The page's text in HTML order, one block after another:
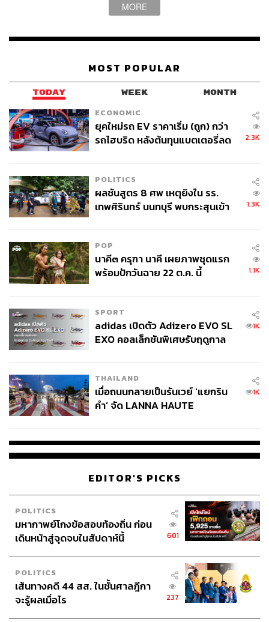
MORE
MOST POPULAR
TODAY WEEK MONTH
ECONOMIC
ยุคใหม่รถ EV ราคาเริ่ม (ถูก) กว่า
รถไฮบริด หลังต้นทุนแบตเตอรี่ลด
2.3K
POLITICS
ผลชันสูตร 8 ศพ เหตุยิงใน รร.
เทพศิรินทร์ นนทบุรี พบกระสุนเข้า
1.3K
POP
นาคี๓ ครุฑา นาคี เผยภาพชุดแรก
พร้อมปักวันฉาย 22 ต.ค. นี้
1.1K
SPORT
adidas เปิดตัว Adizero EVO SL
EXO คอลเล็กชันพิเศษรับฤดูกาล
1K
THAILAND
เมื่อถนนกลายเป็นรันเวย์ ‘แยกริน
คำ’ จัด LANNA HAUTE
1K
EDITOR'S PICKS
POLITICS
มหากาพย์โกงข้อสอบท้องถิ่น ก่อน
เดินหน้าสู่จุดจบในสัปดาห์นี้
601
POLITICS
เส้นทางคดี 44 สส. ในชั้นศาลฎีกา
จะรู้ผลเมื่อไร
237